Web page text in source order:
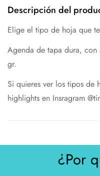
Descripción del
Elige el tipo de hoja que
Agenda de tapa dura,
gr.
Si quieres ver los tipos de
highlights en Insragram
¿Por